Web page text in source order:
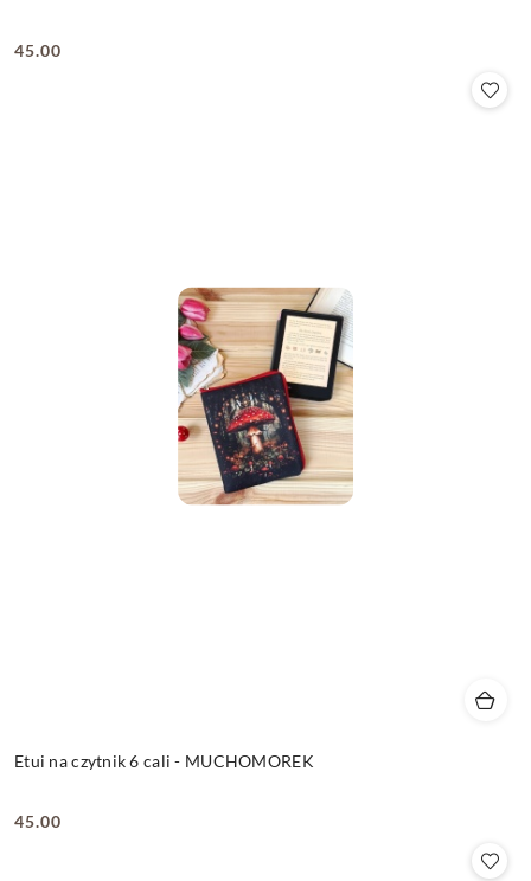
Cena:
45.00
Etui na czytnik 6 cali - MUCHOMOREK
Cena:
45.00